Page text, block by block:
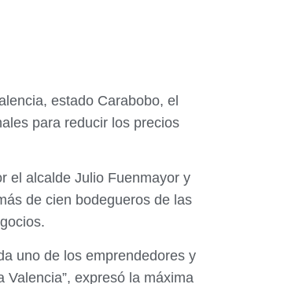
estado Carabobo, el
para reducir los precios
el alcalde Julio Fuenmayor y
de cien bodegueros de las
uno de los emprendedores y
expresó la máxima